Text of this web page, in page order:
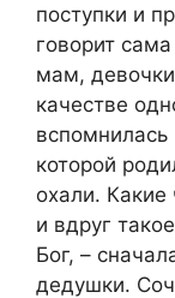
поступки и
говорит
мам,
качестве
которой
охали.
и вдруг
Бог, –
дедушки.